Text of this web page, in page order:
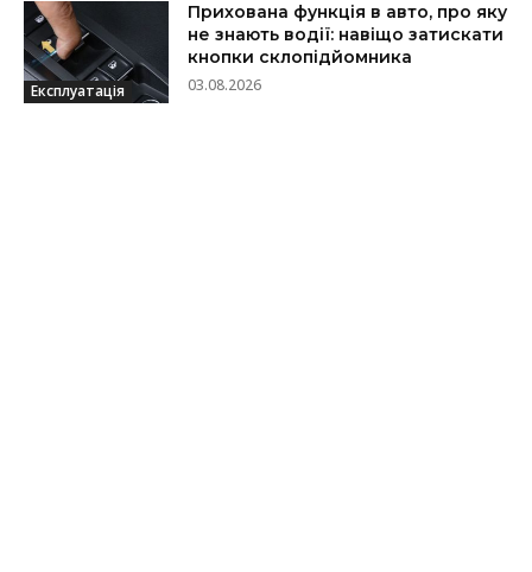
Експлуатація
Прихована функція в авто, про яку
не знають водії: навіщо затискати
кнопки склопідйомника
03.08.2026